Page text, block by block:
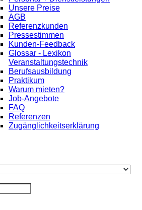
Unsere Preise
AGB
Referenzkunden
Pressestimmen
Kunden-Feedback
Glossar - Lexikon
Veranstaltungstechnik
Berufsausbildung
Praktikum
Warum mieten?
Job-Angebote
FAQ
Referenzen
Zugänglichkeitserklärung